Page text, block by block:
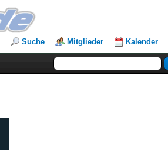
Suche Mitglieder Kalender